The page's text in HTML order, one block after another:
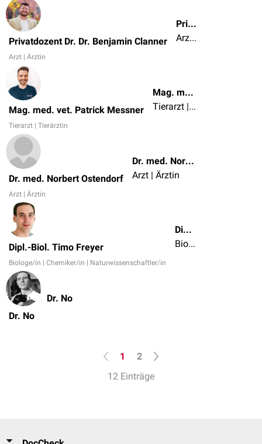
Privatdozent Dr. Dr. Benjamin Clanner
Arzt | Ärztin
Privatdozent Dr. Dr. Benjamin Clanner
Arzt | Ärztin
Mag. med. vet. Patrick Messner
Tierarzt | Tierärztin
Mag. med. vet. Patrick Messner
Tierarzt | Tierärztin
Dr. med. Norbert Ostendorf
Arzt | Ärztin
Dr. med. Norbert Ostendorf
Arzt | Ärztin
Dipl.-Biol. Timo Freyer
Biologe/in | Chemiker/in | Naturwissenschaftler/in
Dipl.-Biol. Timo Freyer
Biologe/in | Chemiker/in | Naturwissenschaftler/in
Dr. No
Dr. No
1
2
12 Einträge